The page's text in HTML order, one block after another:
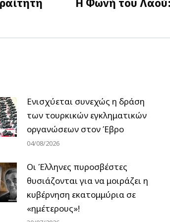
Next
Ενισχύεται συνεχώς η δράση
των τουρκικών εγκληματικών
οργανώσεων στον Έβρο
04/08/2026
Οι Έλληνες πυροσβέστες
θυσιάζονται για να μοιράζει η
κυβέρνηση εκατομμύρια σε
«ημέτερους»!